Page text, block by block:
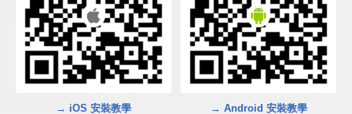
→ iOS 安裝教學 → Android 安裝教學